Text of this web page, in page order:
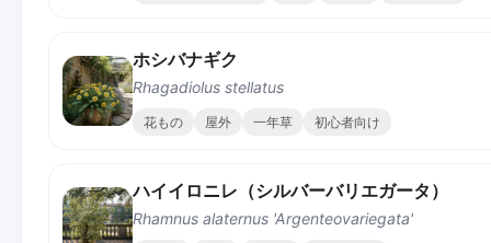
ホシバナギク
Rhagadiolus stellatus
花もの 屋外 一年草 初心者向け
ハイイロニレ（シルバーバリエガータ）
Rhamnus alaternus 'Argenteovariegata'